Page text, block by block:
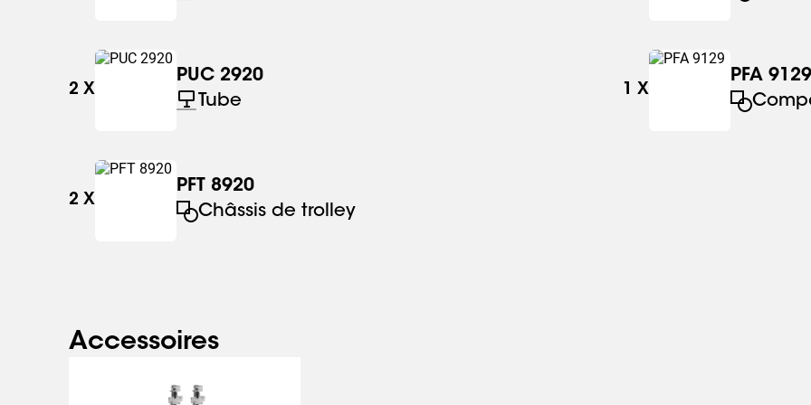
2 X
PUC 2920
Tube
1 X
PFA 9129
2 X
PFT 8920
Châssis de trolley
Accessoires